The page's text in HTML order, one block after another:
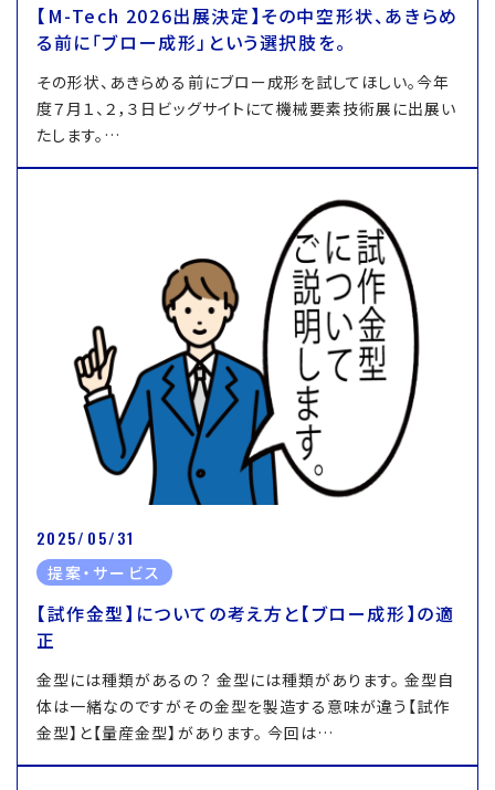
【M-Tech 2026出展決定】その中空形状、あきらめ
る前に「ブロー成形」という選択肢を。
その形状、あきらめる前にブロー成形を試してほしい。今年
度７月１、２，３日ビッグサイトにて機械要素技術展に出展い
たします。…
2025/05/31
提案・サービス
【試作金型】についての考え方と【ブロー成形】の適
正
金型には種類があるの？ 金型には種類があります。 金型自
体は一緒なのですがその金型を製造する意味が違う【試作
金型】と【量産金型】があります。 今回は…